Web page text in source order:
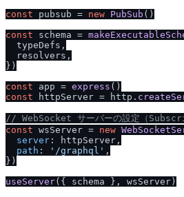
const pubsub = new PubSub ()
const schema =
  typeDefs,
  resolvers,
})
const app = express
const httpServer = http.
// WebSocket サーバーの設定（
const wsServer = new
server : httpServer,
path : ' /graphql' ,
})
useServer({ schema }, wsServer)